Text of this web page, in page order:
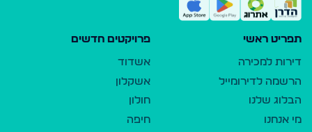
תפריט ראשי
דירות למכירה
הרשמה לדירומייל
הבלוג שלנו
מי אנחנו
פרויקטים חדשים
אשדוד
אשקלון
חולון
חיפה